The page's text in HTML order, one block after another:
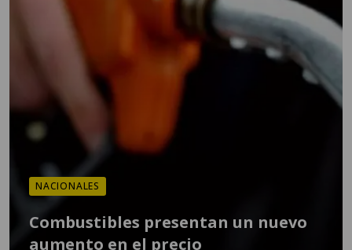
NACIONALES
Combustibles presentan un nuevo
aumento en el precio